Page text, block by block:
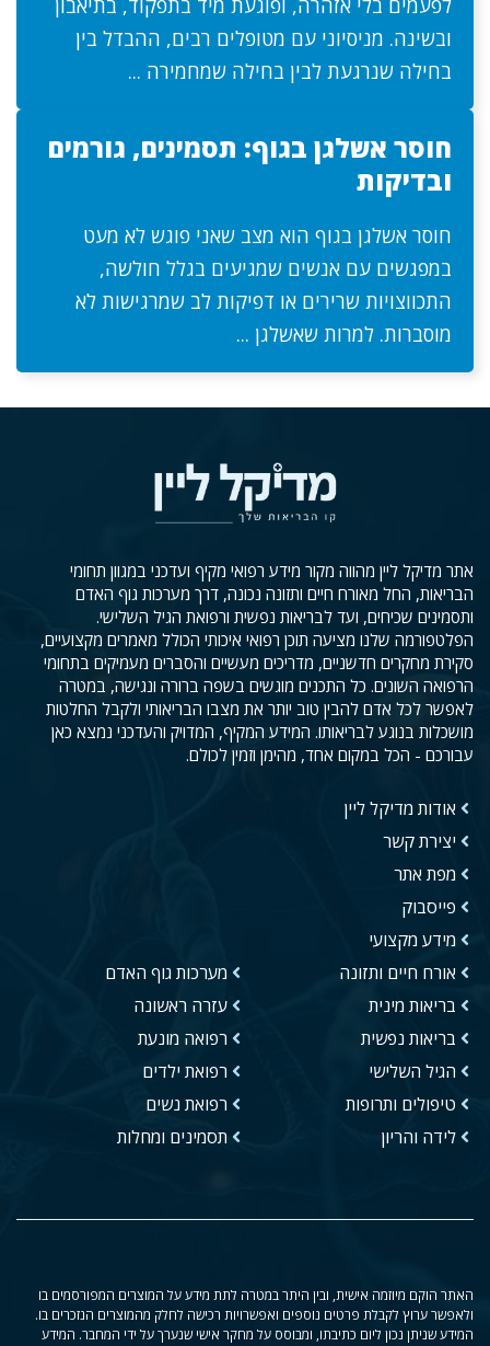
לפעמים בלי אזהרה, ופוגעת מיד בתפקוד, בתיאבון
ובשינה. מניסיוני עם מטופלים רבים, ההבדל בין
בחילה שנרגעת לבין בחילה שמחמירה ...
חוסר אשלגן בגוף: תסמינים, גורמים
ובדיקות
חוסר אשלגן בגוף הוא מצב שאני פוגש לא מעט
במפגשים עם אנשים שמגיעים בגלל חולשה,
התכווצויות שרירים או דפיקות לב שמרגישות לא
מוסברות. למרות שאשלגן ...
אתר מדיקל ליין מהווה מקור מידע רפואי מקיף ועדכני במגוון תחומי
הבריאות, החל מאורח חיים ותזונה נכונה, דרך מערכות גוף האדם
ותסמינים שכיחים, ועד לבריאות נפשית ורפואת הגיל השלישי.
הפלטפורמה שלנו מציעה תוכן רפואי איכותי הכולל מאמרים מקצועיים,
סקירת מחקרים חדשניים, מדריכים מעשיים והסברים מעמיקים בתחומי
הרפואה השונים. כל התכנים מוגשים בשפה ברורה ונגישה, במטרה
לאפשר לכל אדם להבין טוב יותר את מצבו הבריאותי ולקבל החלטות
מושכלות בנוגע לבריאותו. המידע המקיף, המדויק והעדכני נמצא כאן
עבורכם - הכל במקום אחד, מהימן וזמין לכולם.
אודות מדיקל ליין
יצירת קשר
מפת אתר
פייסבוק
מידע מקצועי
אורח חיים ותזונה
בריאות מינית
בריאות נפשית
הגיל השלישי
טיפולים ותרופות
לידה והריון
מערכות גוף האדם
עזרה ראשונה
רפואה מונעת
רפואת ילדים
רפואת נשים
תסמינים ומחלות
האתר הוקם מיוזמה אישית, ובין היתר במטרה לתת מידע על המוצרים המפורסמים בו
ולאפשר ערוץ לקבלת פרטים נוספים ואפשרויות רכישה לחלק מהמוצרים הנזכרים בו.
המידע שניתן נכון ליום כתיבתו, ומבוסס על מחקר אישי שנערך על ידי המחבר. המידע